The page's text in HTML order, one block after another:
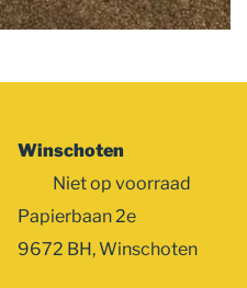
Winschoten
Niet op voorraad
Papierbaan 2e
9672 BH, Winschoten